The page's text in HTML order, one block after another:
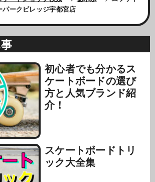
ークビレッジ宇都宮店
初心者でも分かるス
ケートボードの選び
方と人気ブランド紹
介！
スケートボードトリ
ック大全集